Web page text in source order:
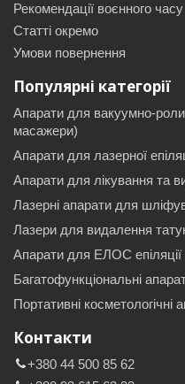
Рекомендації воєнного часу
Статті окремо
Умови повернення
Популярні категорії
Апарати для вакуумно-
масажери)
Апарати для лазерної
Апарати для лікування та
Лазерні апарати для
Лазери для видалення
Апарати для ЕЛОС епіляції
Багатофункціональні
Портативні косметологічні
Контакти
+380 44 500 85 62